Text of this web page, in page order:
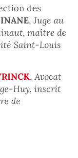
des
, Juge au
maître de
Saint-Louis
,Avocat
Huy, inscrit
de